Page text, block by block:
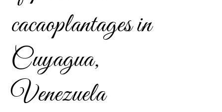
cacaoplantages in
Cuyagua,
Venezuela